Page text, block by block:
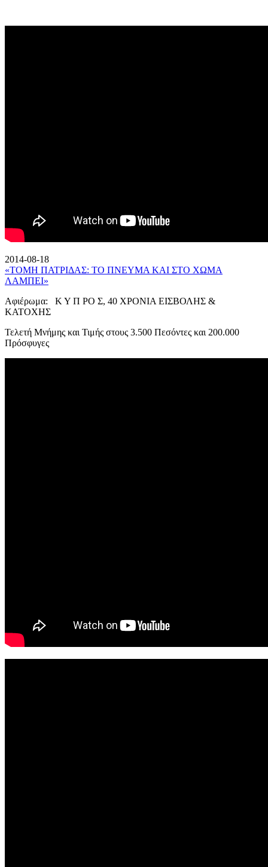
2014-08-18
«ΤΟΜΗ ΠΑΤΡΙΔΑΣ: ΤΟ ΠΝΕΥΜΑ ΚΑΙ ΣΤΟ ΧΩΜΑ
ΛΑΜΠΕΙ»
Αφιέρωμα: Κ Υ Π ΡΟ Σ, 40 ΧΡΟΝΙΑ ΕΙΣΒΟΛΗΣ &
ΚΑΤΟΧΗΣ
Τελετή Μνήμης και Τιμής στους 3.500 Πεσόντες και 200.000
Πρόσφυγες